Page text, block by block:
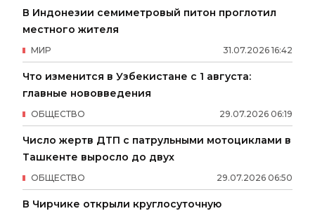
В Индонезии семиметровый питон проглотил
местного жителя
31.07.2026 16:42
МИР
Что изменится в Узбекистане с 1 августа:
главные нововведения
29.07.2026 06:19
ОБЩЕСТВО
Число жертв ДТП с патрульными мотоциклами в
Ташкенте выросло до двух
29.07.2026 06:50
ОБЩЕСТВО
В Чирчике открыли круглосуточную